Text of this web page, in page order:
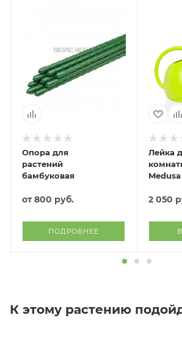
Опора для
растений
бамбуковая
от800 руб.
ПОДРОБНЕЕ
Лейка
2 050
К этому растению